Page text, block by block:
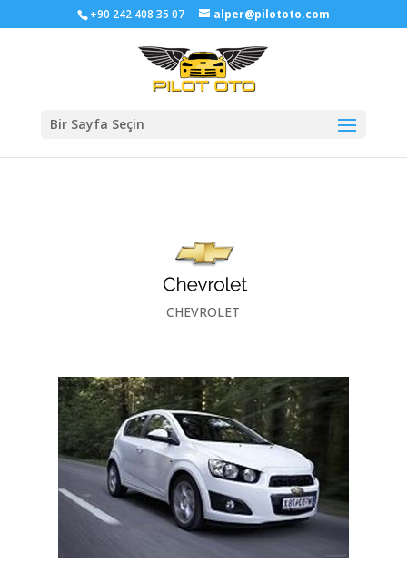
+90 242 408 35 07 alper@pilototo.com
Bir Sayfa Seçin
CHEVROLET